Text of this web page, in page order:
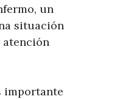
un
situación
importante